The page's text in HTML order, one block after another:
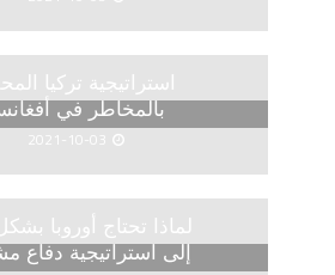
استراتيجية تركيا
بالمخاطر في
2021-10-03
لماذا تحتاج أوروبا
إلى استراتيجية دفاع